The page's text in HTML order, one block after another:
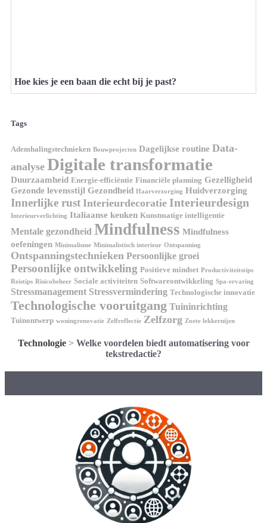
Hoe kies je een baan die echt bij je past?
Tags
Ademhalingstechnieken Bouwprojecten Dagelijkse routine Data-
analyse Digitale transformatie
Duurzaamheid Energie-efficiëntie Financiële planning Gezelligheid
Gezonde levensstijl Gezondheid Haarverzorging Huidverzorging
Innerlijke rust Interieurdecoratie Interieurdesign
Interieurverlichting Italiaanse keuken Kunstmatige intelligentie
Mentale gezondheid Mindfulness Mindfulness
oefeningen Minimalisme Minimalistisch interieur Ontspanning
Ontspanningstechnieken Persoonlijke groei
Persoonlijke ontwikkeling Positieve mindset Productiviteitstips
Reistips Risicobeheer Sociale activiteiten Softwareontwikkeling Spa-ervaring
Stressmanagement Stressvermindering Technologische innovatie
Technologische vooruitgang Tuininrichting
Tuinontwerp woningrenovatie Zelfreflectie Zelfzorg Zoete lekkernijen
Technologie> Welke voordelen biedt automatisering voor
tekstredactie?